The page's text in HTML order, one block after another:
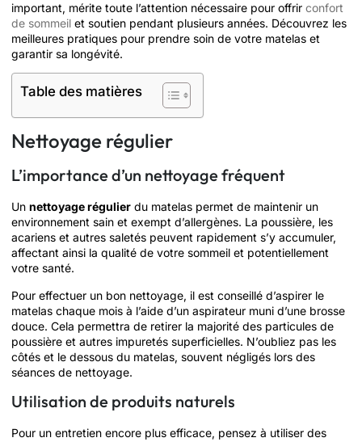
important, mérite toute l’attention nécessaire pour offrir confort
de sommeil et soutien pendant plusieurs années. Découvrez les
meilleures pratiques pour prendre soin de votre matelas et
garantir sa longévité.
Table des matières
Nettoyage régulier
L’importance d’un nettoyage fréquent
Un nettoyage régulier du matelas permet de maintenir un
environnement sain et exempt d’allergènes. La poussière, les
acariens et autres saletés peuvent rapidement s’y accumuler,
affectant ainsi la qualité de votre sommeil et potentiellement
votre santé.
Pour effectuer un bon nettoyage, il est conseillé d’aspirer le
matelas chaque mois à l’aide d’un aspirateur muni d’une brosse
douce. Cela permettra de retirer la majorité des particules de
poussière et autres impuretés superficielles. N’oubliez pas les
côtés et le dessous du matelas, souvent négligés lors des
séances de nettoyage.
Utilisation de produits naturels
Pour un entretien encore plus efficace, pensez à utiliser des